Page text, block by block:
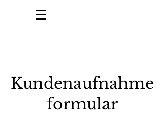
Kundenaufnahme
formular